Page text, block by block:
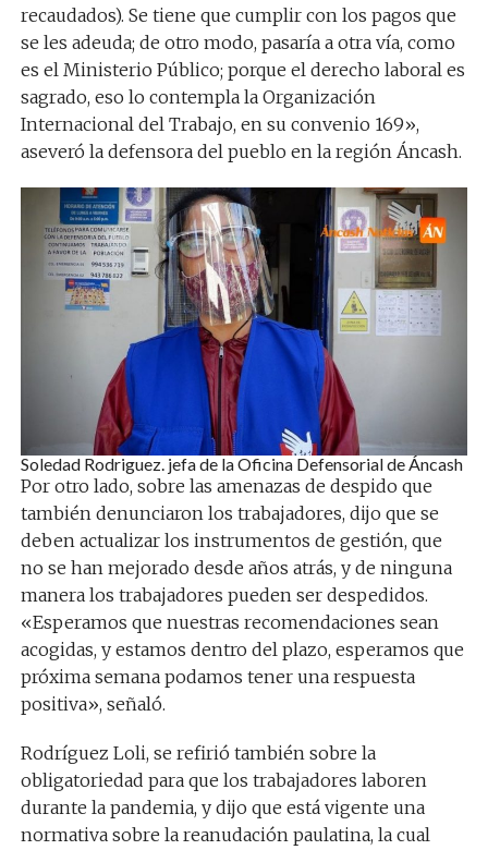
recaudados). Se tiene que cumplir con los pagos que
se les adeuda; de otro modo, pasaría a otra vía, como
es el Ministerio Público; porque el derecho laboral es
sagrado, eso lo contempla la Organización
Internacional del Trabajo, en su convenio 169»,
aseveró la defensora del pueblo en la región Áncash.
Soledad Rodriguez. jefa de la Oficina Defensorial de Áncash
Por otro lado, sobre las amenazas de despido que
también denunciaron los trabajadores, dijo que se
deben actualizar los instrumentos de gestión, que
no se han mejorado desde años atrás, y de ninguna
manera los trabajadores pueden ser despedidos.
«Esperamos que nuestras recomendaciones sean
acogidas, y estamos dentro del plazo, esperamos que
próxima semana podamos tener una respuesta
positiva», señaló.
Rodríguez Loli, se refirió también sobre la
obligatoriedad para que los trabajadores laboren
durante la pandemia, y dijo que está vigente una
normativa sobre la reanudación paulatina, la cual